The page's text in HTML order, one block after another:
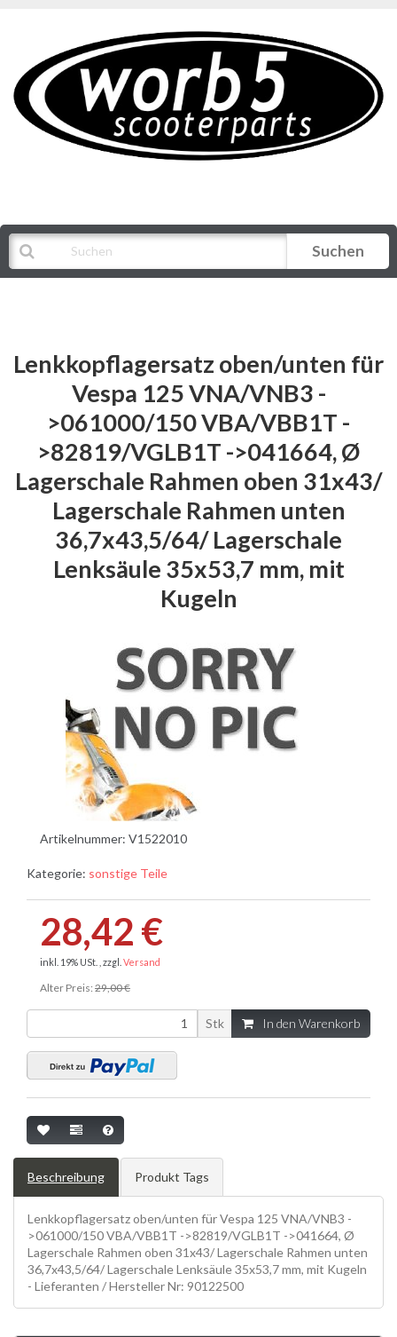
Suchen
Lenkkopflagersatz oben/unten für
Vespa 125 VNA/VNB3 -
>061000/150 VBA/VBB1T -
>82819/VGLB1T ->041664, Ø
Lagerschale Rahmen oben 31x43/
Lagerschale Rahmen unten
36,7x43,5/64/ Lagerschale
Lenksäule 35x53,7 mm, mit
Kugeln
Artikelnummer: V1522010
Kategorie: sonstige Teile
28,42 €
inkl. 19% USt. , zzgl. Versand
Alter Preis: 29,00 €
Stk In den Warenkorb
Beschreibung Produkt Tags
Lenkkopflagersatz oben/unten für Vespa 125 VNA/VNB3 -
>061000/150 VBA/VBB1T ->82819/VGLB1T ->041664, Ø
Lagerschale Rahmen oben 31x43/ Lagerschale Rahmen unten
36,7x43,5/64/ Lagerschale Lenksäule 35x53,7 mm, mit Kugeln
- Lieferanten / Hersteller Nr: 90122500